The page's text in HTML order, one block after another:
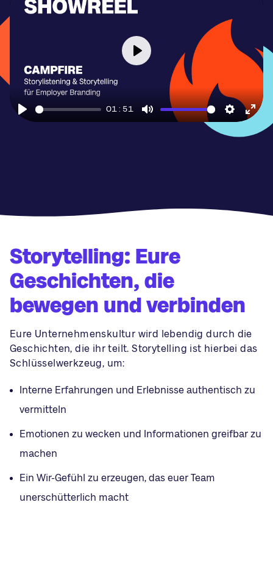
Play
01:51
Mute Settings
Play
Storytelling: Eure
Geschichten, die
bewegen und verbinden
Eure Unternehmenskultur wird lebendig durch die
Geschichten, die ihr teilt.Storytelling ist hierbei das
Schlüsselwerkzeug, um:
Interne Erfahrungen und Erlebnisse authentisch zu
vermitteln
Emotionen zu wecken und Informationen greifbar zu
machen
Ein Wir-Gefühl zu erzeugen, das euer Team
unerschütterlich macht